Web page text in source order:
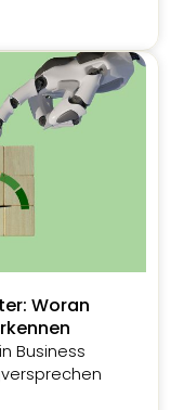
Woran
Business